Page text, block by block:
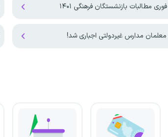
مطالبات بازنشستگان فرهنگی ۱۴۰۱